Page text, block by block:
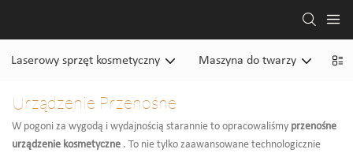
Laserowy sprzęt kosmetyczny Maszyna do twarzy
Urządzenie Przenośne
W pogoni za wygodą i wydajnością starannie to opracowaliśmy przenośne
urządzenie kosmetyczne . To nie tylko zaawansowane technologicznie